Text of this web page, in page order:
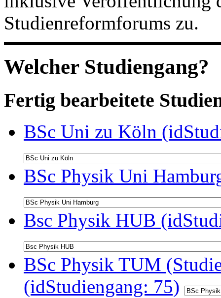
Studienreformforums zu.
Welcher Studiengang?
Fertig bearbeitete
BSc Uni zu Köln
BSc Physik Uni
Bsc Physik HUB
BSc Physik TUM
(idStudiengang: 75)